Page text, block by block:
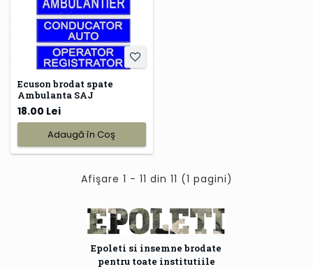
Ecuson brodat spate
Ambulanta SAJ
18.00 Lei
Adaugă în Coş
Afişare 1 - 11 din 11 (1 pagini)
Epoleti si insemne brodate
pentru toate institutiile